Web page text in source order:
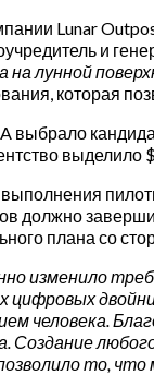
Lunar
и
на лунной
которая
выделило
должно
плана со
изменило
цифровых
человека.
Создание
то, что